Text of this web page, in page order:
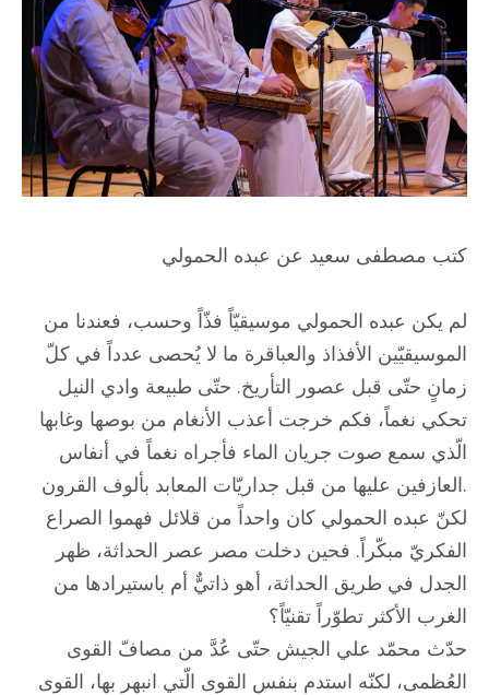
كتب مصطفى سعيد عن عبده الحمولي
لم يكن عبده الحمولي موسيقيّاً فذّاً وحسب، فعندنا من
الموسيقيّين الأفذاذ والعباقرة ما لا يُحصى عدداً في كلّ
زمانٍ حتّى قبل عصور التأريخ. حتّى طبيعة وادي النيل
تحكي نغماً، فكم خرجت أعذب الأنغام من بوصها وغابها
الّذي سمع صوت جريان الماء فأجراه نغماً في أنفاس
العازفين عليها من قبل جداريّات المعابد بألوف القرون.
لكنّ عبده الحمولي كان واحداً من قلائل فهموا الصراع
الفكريّ مبكّراً. فحين دخلت مصر عصر الحداثة، ظهر
الجدل في طريق الحداثة، أهو ذاتيٌّ أم باستيرادها من
الغرب الأكثر تطوّراً تقنيّاً؟
حدّث محمّد علي الجيش حتّى عُدَّ من مصافّ القوى
العُظمى، لكنّه استدم بنفس القوى الّتي انبهر بها، القوى